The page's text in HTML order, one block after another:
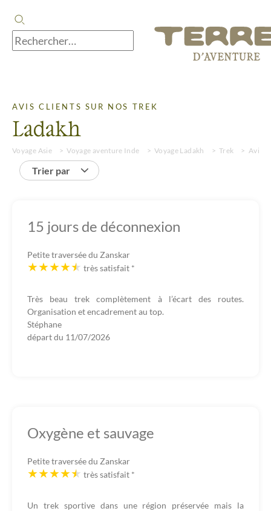
AVIS CLIENTS SUR NOS TREK
Ladakh
Voyage Asie Voyage aventure Inde Voyage Ladakh Trek Avis
Trier par
15 jours de déconnexion
Petite traversée du Zanskar
très satisfait *
Très beau trek complètement à l’écart des routes.
Organisation et encadrement au top.
Stéphane
départ du 11/07/2026
Oxygène et sauvage
Petite traversée du Zanskar
très satisfait *
Un trek sportive dans une région préservée mais la